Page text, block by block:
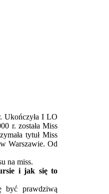
Ukończyła I LO
r. została Miss
tytuł Miss
Warszawie. Od
na miss.
i jak się to
być prawdziwą